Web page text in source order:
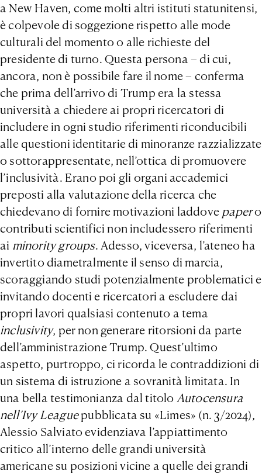
a New Haven, come molti altri istituti statunitensi,
è colpevole di soggezione rispetto alle mode
culturali del momento o alle richieste del
presidente di turno. Questa persona – di cui,
ancora, non è possibile fare il nome – conferma
che prima dell’arrivo di Trump era la stessa
università a chiedere ai propri ricercatori di
includere in ogni studio riferimenti riconducibili
alle questioni identitarie di minoranze razzializzate
o sottorappresentate, nell’ottica di promuovere
l’inclusività. Erano poi gli organi accademici
preposti alla valutazione della ricerca che
chiedevano di fornire motivazioni laddove papero
contributi scientifici non includessero riferimenti
ai minority groups. Adesso, viceversa, l’ateneo ha
invertito diametralmente il senso di marcia,
scoraggiando studi potenzialmente problematici e
invitando docenti e ricercatori a escludere dai
propri lavori qualsiasi contenuto a tema
inclusivity, per non generare ritorsioni da parte
dell’amministrazione Trump. Quest’ultimo
aspetto, purtroppo, ci ricorda le contraddizioni di
un sistema di istruzione a sovranità limitata. In
una bella testimonianza dal titolo Autocensura
nell’Ivy Leaguepubblicata su «Limes» (n. 3/2024),
Alessio Salviato evidenziava l’appiattimento
critico all’interno delle grandi università
americane su posizioni vicine a quelle dei grandi